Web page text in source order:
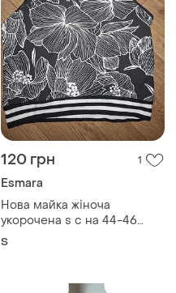
120 грн 1
Esmara
Нова майка жіноча
укорочена s с на 44-46
esmara бавовна
S